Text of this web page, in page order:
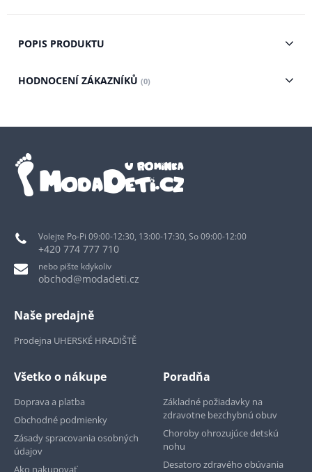
POPIS PRODUKTU
HODNOCENÍ ZÁKAZNÍKŮ (0)
Volejte Po-Pi 09:00-12:30, 13:00-17:30, So 09:00-12:00
+420 774 777 710
nebo pište kdykoliv
obchod@modadeti.cz
Naše predajně
Prodejna UHERSKÉ HRADIŠTĚ
Všetko o nákupe
Doprava a platba
Obchodné podmienky
Zásady spracovania osobných
údajov
Ako nakupovať
Poradňa
Základné požiadavky na
zdravotne bezchybnú obuv
Choroby ohrozujúce detskú
nohu
Desatoro zdravého obúvania